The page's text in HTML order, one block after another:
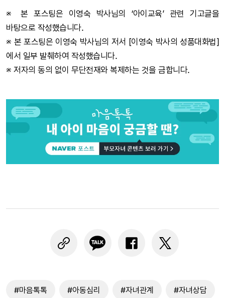
※ 본 포스팅은 이영숙 박사님의 ‘아이교육’ 관련 기고글을
바탕으로 작성했습니다.
※ 본 포스팅은 이영숙 박사님의 저서 [이영숙 박사의 성품대화법]
에서 일부 발췌하여 작성했습니다.
※ 저자의 동의 없이 무단전재와 복제하는 것을 금합니다.
#마음톡톡 #아동심리 #자녀관계 #자녀상담